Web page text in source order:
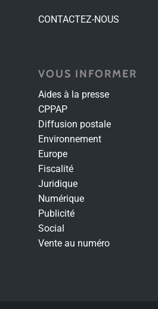
CONTACTEZ-NOUS
VOUS INFORMER
Aides à la presse
CPPAP
Diffusion postale
Environnement
Europe
Fiscalité
Juridique
Numérique
Publicité
Social
Vente au numéro